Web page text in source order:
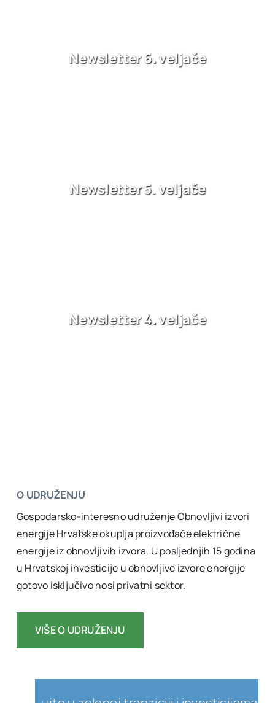
Newsletter 6. veljače
Newsletter 5. veljače
Newsletter 4. veljače
O UDRUŽENJU
Gospodarsko-interesno udruženje Obnovljivi izvori
energije Hrvatske okuplja proizvođače električne
energije iz obnovljivih izvora. U posljednjih 15 godina
u Hrvatskoj investicije u obnovljive izvore energije
gotovo isključivo nosi privatni sektor.
VIŠE O UDRUŽENJU